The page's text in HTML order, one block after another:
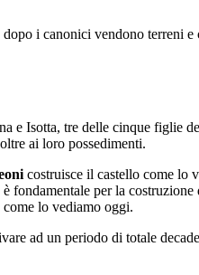
i canonici vendono terreni e
e Isotta, tre delle cinque figlie
ai loro possedimenti.
costruisce il castello come lo
per la
lo vediamo oggi.
ad un periodo di totale